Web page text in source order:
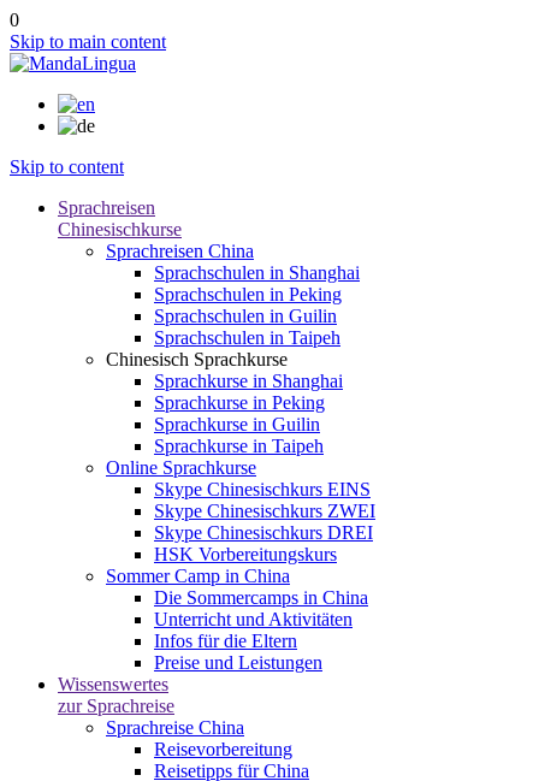
0
Skip to main content
Skip to content
Sprachreisen
Chinesischkurse
Sprachreisen China
Sprachschulen in Shanghai
Sprachschulen in Peking
Sprachschulen in Guilin
Sprachschulen in Taipeh
Chinesisch Sprachkurse
Sprachkurse in Shanghai
Sprachkurse in Peking
Sprachkurse in Guilin
Sprachkurse in Taipeh
Online Sprachkurse
Skype Chinesischkurs EINS
Skype Chinesischkurs ZWEI
Skype Chinesischkurs DREI
HSK Vorbereitungskurs
Sommer Camp in China
Die Sommercamps in China
Unterricht und Aktivitäten
Infos für die Eltern
Preise und Leistungen
Wissenswertes
zur Sprachreise
Sprachreise China
Reisevorbereitung
Reisetipps für China